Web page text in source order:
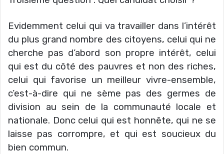
Evidemment celui qui va travailler dans l’intérêt
du plus grand nombre des citoyens, celui qui ne
cherche pas d’abord son propre intérêt, celui
qui est du côté des pauvres et non des riches,
celui qui favorise un meilleur vivre-ensemble,
c’est-à-dire qui ne sème pas des germes de
division au sein de la communauté locale et
nationale. Donc celui qui est honnête, qui ne se
laisse pas corrompre, et qui est soucieux du
bien commun.